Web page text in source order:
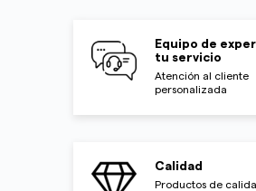
Equipo de
tu servicio
Atención al cliente
personalizada
Calidad
Productos de